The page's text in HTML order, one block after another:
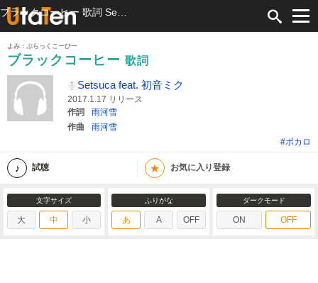
よみ：ぶらっくこーひー
ブラックコーヒー 歌詞
Setsuca feat. 初音ミク
2017.1.17 リリース
作詞
雨河雪
作曲
雨河雪
#ボカロ
試聴 ★ お気に入り登録
文字サイズ
大 中 小
ふりがな
あ A OFF
ダークモード
ON OFF